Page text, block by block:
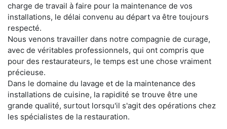
charge de travail à faire pour la maintenance de vos
installations, le délai convenu au départ va être toujours
respecté.
Nous venons travailler dans notre compagnie de curage,
avec de véritables professionnels, qui ont compris que
pour des restaurateurs, le temps est une chose vraiment
précieuse.
Dans le domaine du lavage et de la maintenance des
installations de cuisine, la rapidité se trouve être une
grande qualité, surtout lorsqu'il s'agit des opérations chez
les spécialistes de la restauration.